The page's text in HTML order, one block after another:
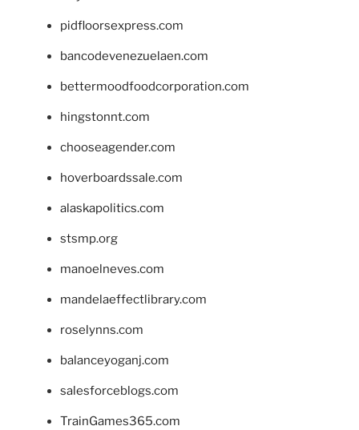
pidfloorsexpress.com
bancodevenezuelaen.com
bettermoodfoodcorporation.com
hingstonnt.com
chooseagender.com
hoverboardssale.com
alaskapolitics.com
stsmp.org
manoelneves.com
mandelaeffectlibrary.com
roselynns.com
balanceyoganj.com
salesforceblogs.com
TrainGames365.com